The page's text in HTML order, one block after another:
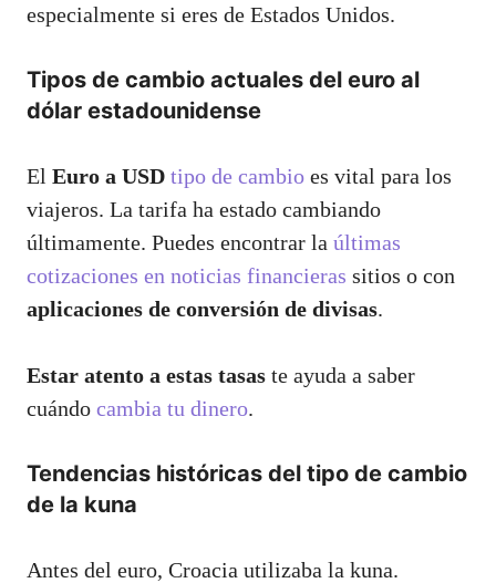
especialmente si eres de Estados Unidos.
Tipos de cambio actuales del euro al
dólar estadounidense
El Euro a USD tipo de cambio es vital para los
viajeros. La tarifa ha estado cambiando
últimamente. Puedes encontrar la últimas
cotizaciones en noticias financieras sitios o con
aplicaciones de conversión de divisas.
Estar atento a estas tasas te ayuda a saber
cuándo cambia tu dinero.
Tendencias históricas del tipo de cambio
de la kuna
Antes del euro, Croacia utilizaba la kuna.